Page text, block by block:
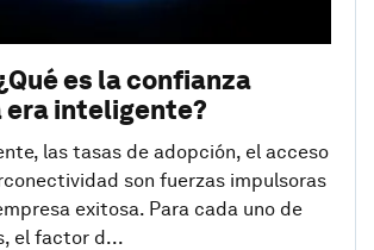
es la confianza
era inteligente?
las tasas de adopción, el acceso
son fuerzas impulsoras
exitosa. Para cada uno de
el factor d...